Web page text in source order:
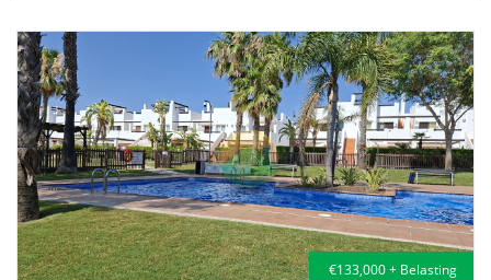
€133,000 + Belasting